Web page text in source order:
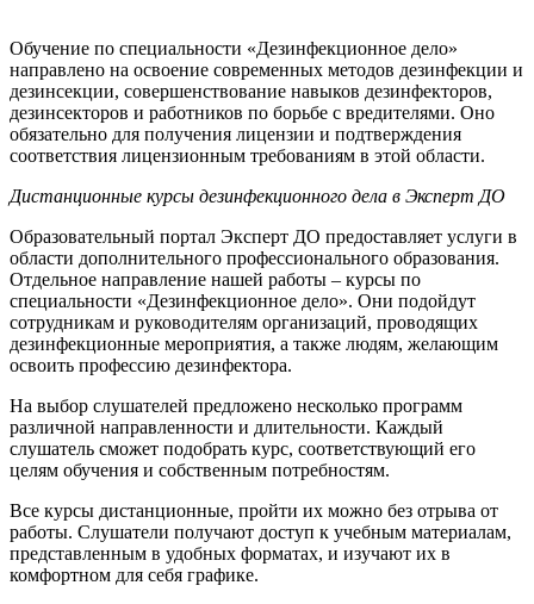
Обучение по специальности «Дезинфекционное дело»
направлено на освоение современных методов дезинфекции и
дезинсекции, совершенствование навыков дезинфекторов,
дезинсекторов и работников по борьбе с вредителями. Оно
обязательно для получения лицензии и подтверждения
соответствия лицензионным требованиям в этой области.
Дистанционные курсы дезинфекционного дела в Эксперт ДО
Образовательный портал Эксперт ДО предоставляет услуги в
области дополнительного профессионального образования.
Отдельное направление нашей работы – курсы по
специальности «Дезинфекционное дело». Они подойдут
сотрудникам и руководителям организаций, проводящих
дезинфекционные мероприятия, а также людям, желающим
освоить профессию дезинфектора.
На выбор слушателей предложено несколько программ
различной направленности и длительности. Каждый
слушатель сможет подобрать курс, соответствующий его
целям обучения и собственным потребностям.
Все курсы дистанционные, пройти их можно без отрыва от
работы. Слушатели получают доступ к учебным материалам,
представленным в удобных форматах, и изучают их в
комфортном для себя графике.